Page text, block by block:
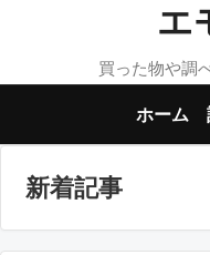
エ
買った物や調
ホーム
新着記事